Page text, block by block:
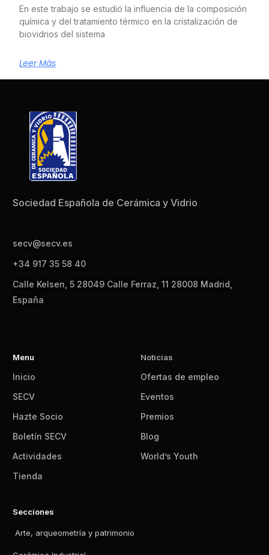
En este trabajo se estudió la influencia de la composición
química y del tratamiento térmico en la cristalización de
biovidrios del sistema
Leer Más
Sociedad Española de Cerámica y Vidrio
secv@secv.es
+34 917 35 58 40
Calle Kelsen, 5 28049 Calle Ferraz, 11 28008 Madrid,
España
Menu
Inicio
SECV
Hazte Socio
Boletín SECV
Actividades
Tienda
Noticias
Ofertas de empleo
Eventos
Premios
Blog
World’s Youth
Secciones
Arte, arqueometría y patrimonio